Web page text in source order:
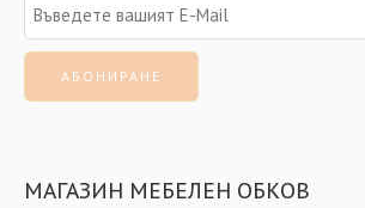
МАГАЗИН МЕБЕЛЕН ОБКОВ